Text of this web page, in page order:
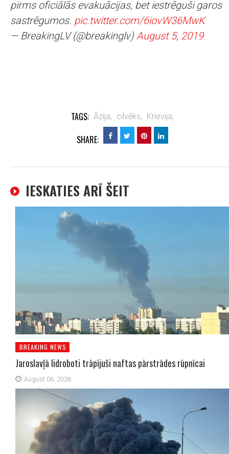
pirms oficiālās evakuācijas, bet iestrēguši garos
sastrēgumos. pic.twitter.com/6iovW36MwK
— BreakingLV (@breakinglv) August 5, 2019
TAGS: Āzija, cilvēks, Krievija,
SHARE:
IESKATIES ARĪ ŠEIT
BREAKING NEWS
Jaroslavļā lidroboti trāpījuši naftas pārstrādes rūpnīcai
August 06, 2026